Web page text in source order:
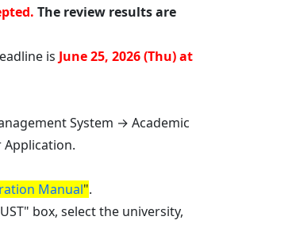
The review results are
is June 25, 2026 (Thu) at
System → Academic
Manual".
box, select the university,